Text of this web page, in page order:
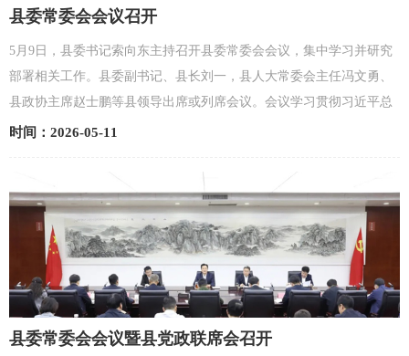
县委常委会会议召开
5月9日，县委书记索向东主持召开县委常委会会议，集中学习并研究
部署相关工作。县委副书记、县长刘一，县人大常委会主任冯文勇、
县政协主席赵士鹏等县领导出席或列席会议。会议学习贯彻习近平总
书记在主持中共中央政治局第二十五次集体学习时的...
时间：2026-05-11
县委常委会会议暨县党政联席会召开